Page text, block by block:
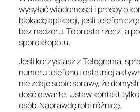
wysyłać wiadomości i prośby o
blokadę aplikacji, jeśli telefon
bez nadzoru. To prosta rzecz, a
sporo kłopotu.
Jeśli korzystasz z Telegrama,
numeru telefonu i ostatniej
nie zdaje sobie sprawy, że
dość otwarte. Ustaw kontakt
osób. Naprawdę robi różnicę.